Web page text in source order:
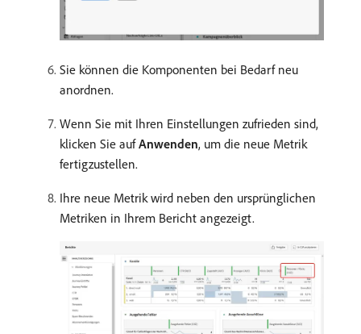
Sie können die Komponenten bei Bedarf neu
anordnen.
Wenn Sie mit Ihren Einstellungen zufrieden sind,
klicken Sie aufAnwenden, um die neue Metrik
fertigzustellen.
Ihre neue Metrik wird neben den ursprünglichen
Metriken in Ihrem Bericht angezeigt.